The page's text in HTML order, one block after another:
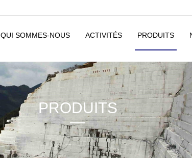
QUI SOMMES-NOUS ACTIVITÉS PRODUITS
PRODUITS